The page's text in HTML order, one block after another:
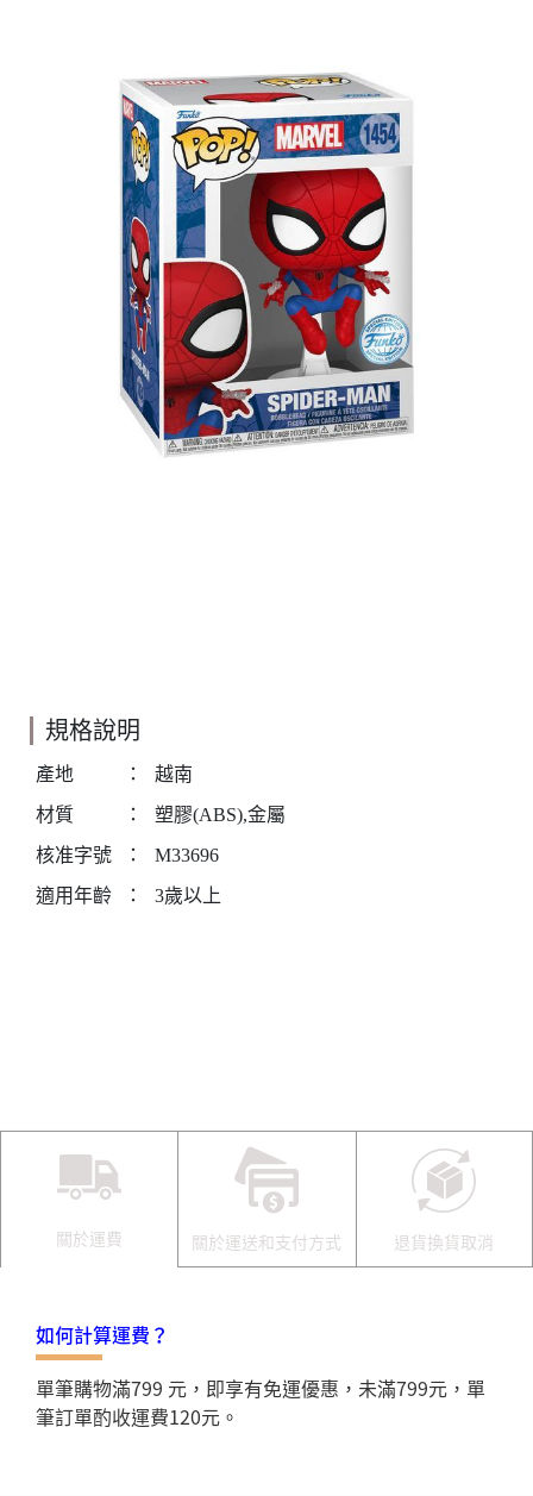
規格說明
產地 ：
越南
材質
：
塑膠(ABS),金屬
核准字號
：
M33696
適用年齡
： 3歲以上
關於運費 關於運送和支付方式 退貨換貨取消
如何計算運費？
單筆購物滿799 元，即享有免運優惠，未滿799元，單
筆訂單酌收運費120元。